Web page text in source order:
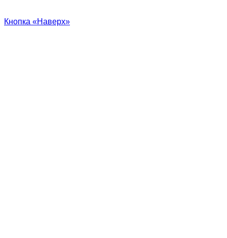
Кнопка «Наверх»